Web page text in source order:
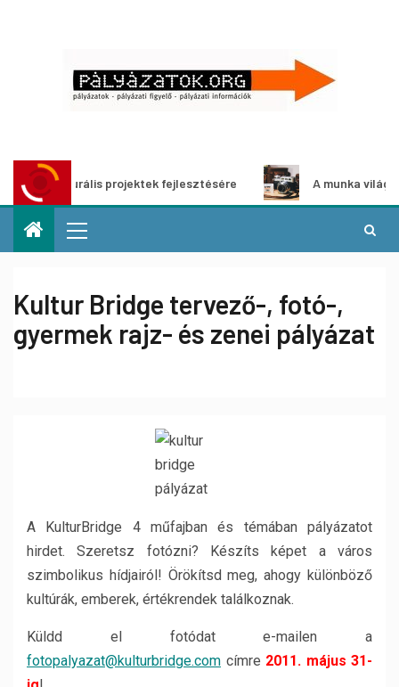
kulturális projektek fejlesztésére A munka világa –
Kultur Bridge tervező-, fotó-,
gyermek rajz- és zenei pályázat
A KulturBridge 4 műfajban és témában pályázatot
hirdet. Szeretsz fotózni? Készíts képet a város
szimbolikus hídjairól! Örökítsd meg, ahogy különböző
kultúrák, emberek, értékrendek találkoznak.
Küldd el fotódat e-mailen a
fotopalyazat@kulturbridge.com címre 2011. május 31-